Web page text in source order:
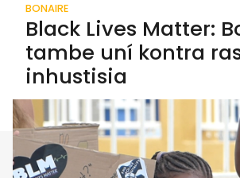
BONAIRE
Black Lives Matter:
tambe uní kontra
inhustisia